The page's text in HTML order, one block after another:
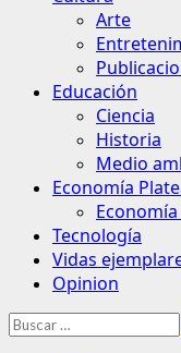
Arte
Educación
Ciencia
Historia
Medio
Economía
Tecnología
Vidas
Opinion
Buscar: